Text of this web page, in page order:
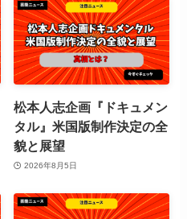
松本人志企画『ドキュメン
タル』米国版制作決定の全
貌と展望
2026年8月5日